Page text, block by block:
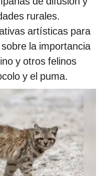
rurales.
artísticas para
la importancia
y otros felinos
y el puma.